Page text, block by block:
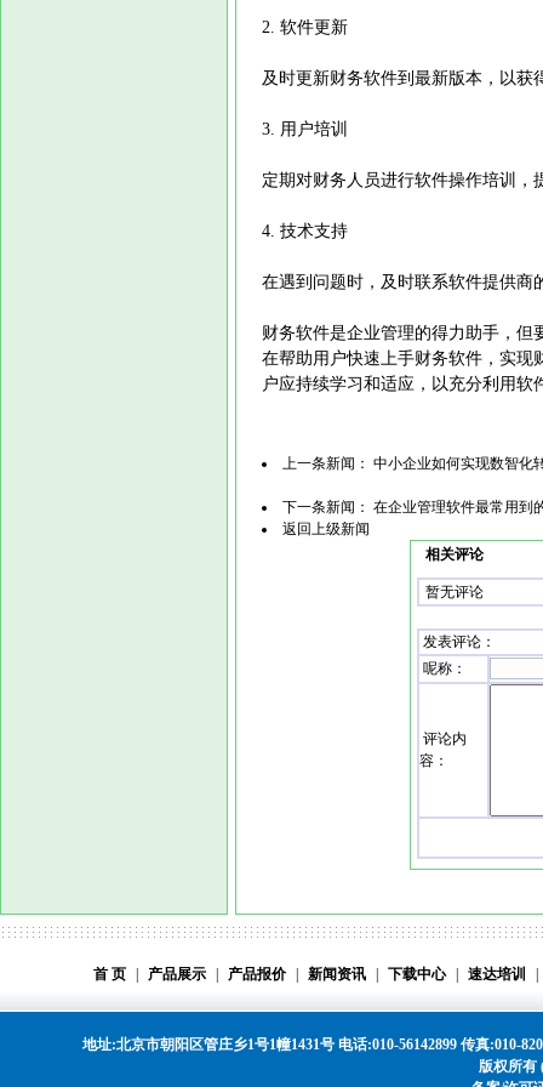
2. 软件更新
及时更新财务软件到最新版本，以获
3. 用户培训
定期对财务人员进行软件操作培训，
4. 技术支持
在遇到问题时，及时联系软件提供商
财务软件是企业管理的得力助手，
在帮助用户快速上手财务软件，实现
户应持续学习和适应，以充分利用软
上一条新闻： 中小企业如何实现数智化
下一条新闻： 在企业管理软件最常用到
返回上级新闻
相关评论
暂无评论
发表评论 ：
呢称：
评论内
容：
首 页 产品展示 产品报价 新闻资讯 下载中心 速达培训
地址:北京市朝阳区管庄乡1号1幢1431号 电话:010-56142899 传真:010-
版权所有